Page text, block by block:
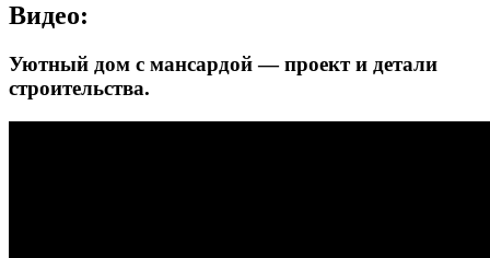
Видео:
Уютный дом с мансардой — проект и детали
строительства.